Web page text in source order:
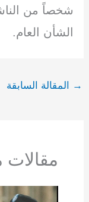
شخصاً من
الشأن العام.
→ المقالة السابقة
مقالات